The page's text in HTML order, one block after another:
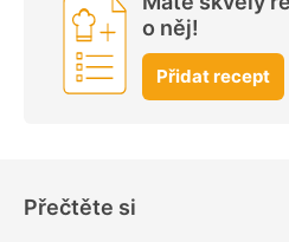
o něj!
Přidat recept
Přečtěte si